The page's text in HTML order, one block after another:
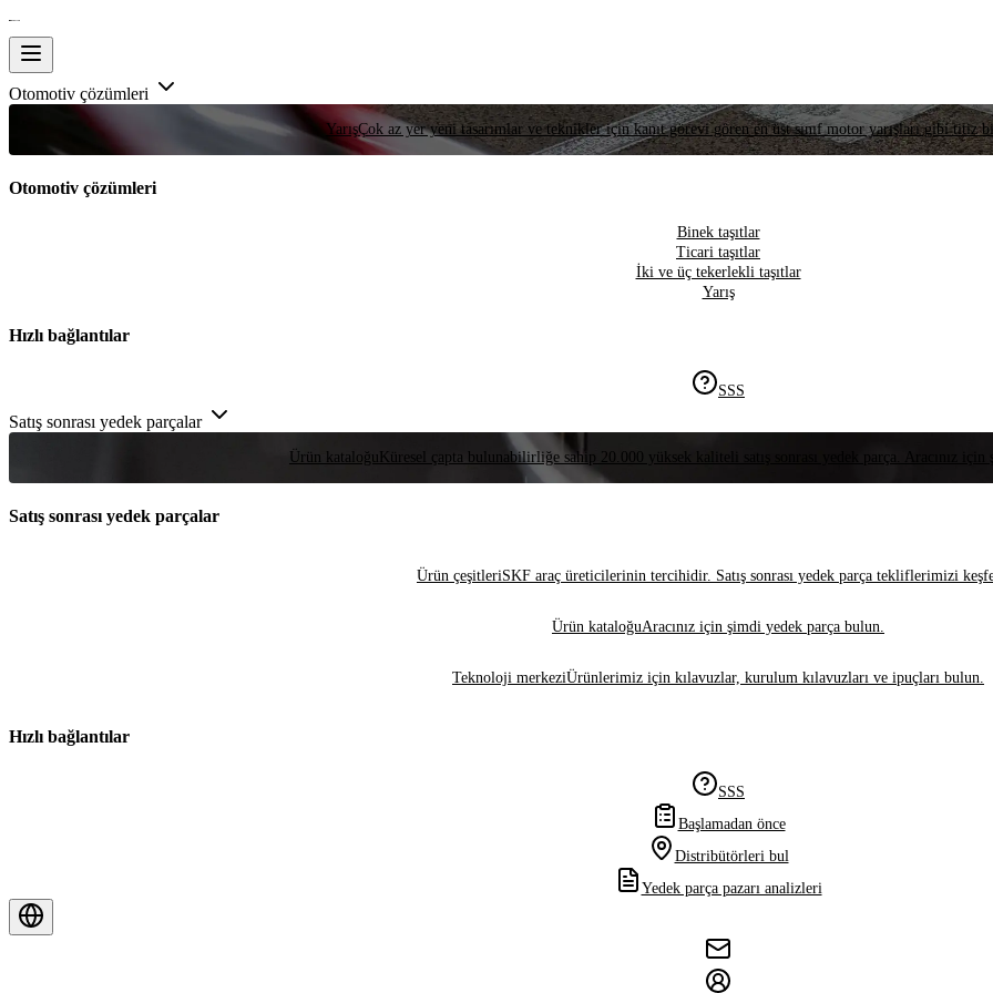
Otomotiv çözümleri
YarışÇok az yer yeni tasarımlar ve teknikler için kanıt görevi gören en üst sınıf motor yarışları gibi titiz
Otomotiv çözümleri
Binek taşıtlar
Ticari taşıtlar
İki ve üç tekerlekli taşıtlar
Yarış
Hızlı bağlantılar
SSS
Satış sonrası yedek parçalar
Ürün kataloğu Küresel çapta bulunabilirliğe sahip 20.000 yüksek kaliteli satış sonrası yedek parça. Aracınız
Satış sonrası yedek parçalar
Ürün çeşitleriSKF araç üreticilerinin tercihidir. Satış sonrası yedek parça tekliflerimizi
Ürün kataloğuAracınız için şimdi yedek parça bulun.
Teknoloji merkeziÜrünlerimiz için kılavuzlar, kurulum kılavuzları ve ipuçları bulun.
Hızlı bağlantılar
SSS
Başlamadan önce
Distribütörleri bul
Yedek parça pazarı analizleri